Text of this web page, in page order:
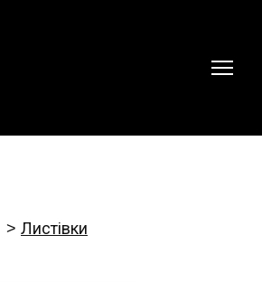
Листівки